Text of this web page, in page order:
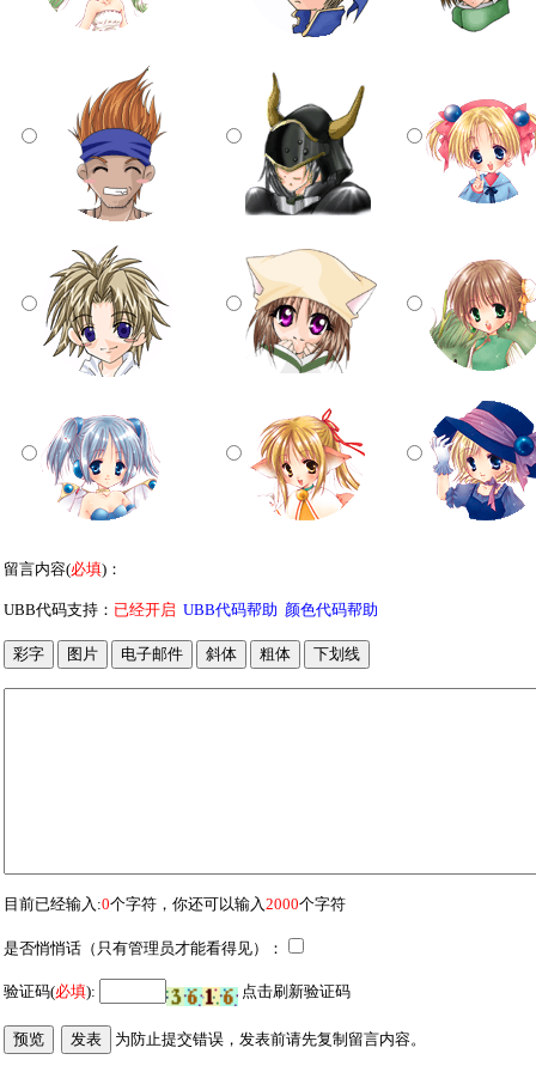
留言内容(必填)：
UBB代码支持： 已经开启 UBB代码帮助 颜色代码帮助
目前已经输入:0个字符，你还可以输入2000个字符
是否悄悄话（只有管理员才能看得见）：
验证码(必填): 点击刷新验证码
为防止提交错误，发表前请先复制留言内容。